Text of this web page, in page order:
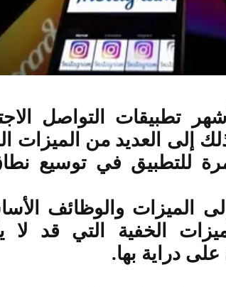
تطبيقات التواصل
إلى العديد من الميزات
للتطبيق في توسيع
الميزات والوظائف
الخفية التي قد
دراية بها.